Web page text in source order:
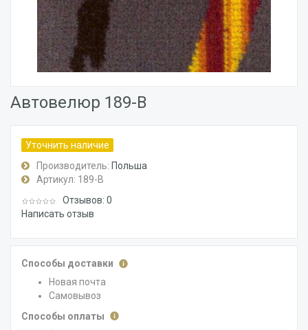
Автовелюр 189-В
Уточнить наличие
Производитель: Польша
Артикул: 189-В
Отзывов: 0
Написать отзыв
Способы доставки
Новая почта
Самовывоз
Способы оплаты